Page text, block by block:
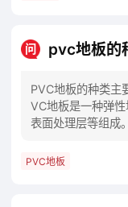
问 pvc地板的
PVC地板的种类主
VC地板是一种弹性
表面处理层等组成
PVC地板